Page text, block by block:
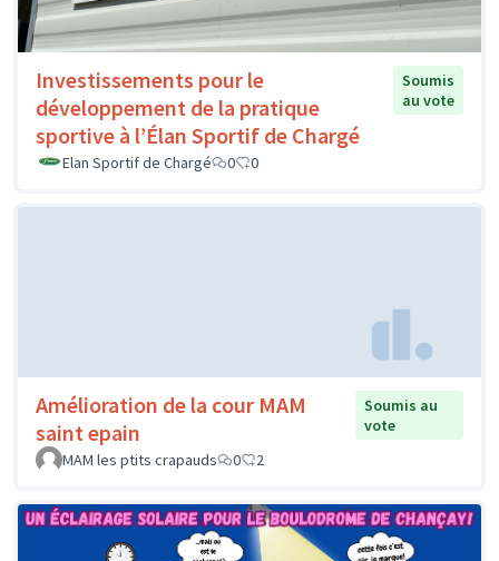
Investissements pour le
développement de la pratique
sportive à l’Élan Sportif de Chargé
Soumis
au vote
Elan Sportif de Chargé 0 0
Amélioration de la cour MAM
saint epain
Soumis au
vote
MAM les ptits crapauds
0 2